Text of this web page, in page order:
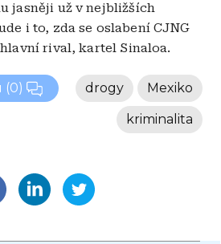
jasněji už v nejbližších
i to, zda se oslabení CJNG
rival, kartel Sinaloa.
(0) Mexiko
drogy
kriminalita